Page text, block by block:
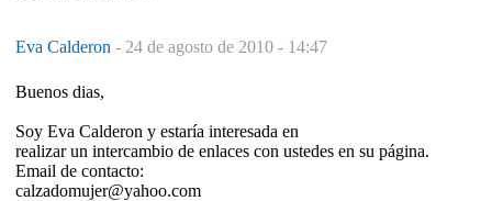
Eva Calderon - 24 de agosto de 2010 - 14:47
Buenos dias,
Soy Eva Calderon y estaría interesada en
realizar un intercambio de enlaces con ustedes en su página.
Email de contacto:
calzadomujer@yahoo.com